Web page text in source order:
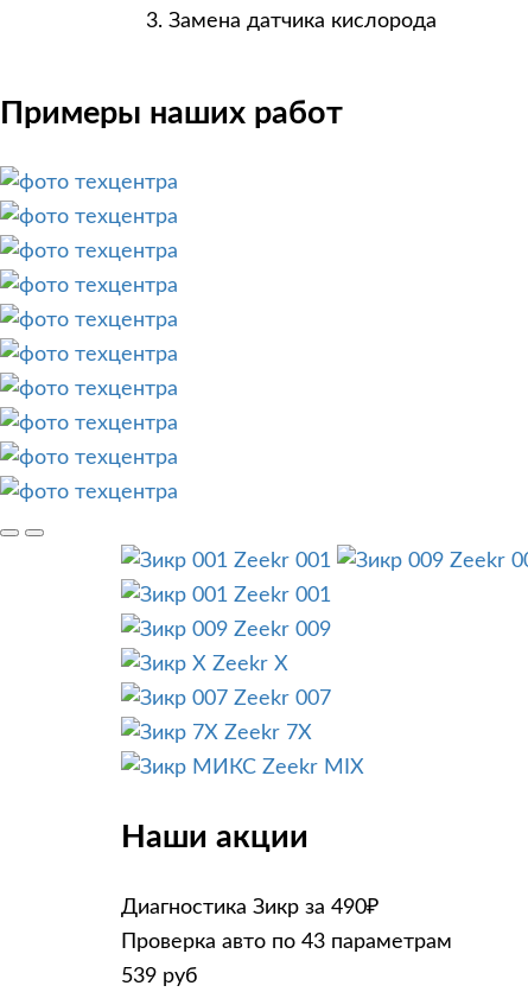
Замена датчика кислорода
Примеры наших работ
Zeekr 001 Zeekr
Zeekr 001
Zeekr 009
Zeekr X
Zeekr 007
Zeekr 7X
Zeekr MIX
Наши акции
Диагностика Зикр за 490₽
Проверка авто по 43 параметрам
539 руб